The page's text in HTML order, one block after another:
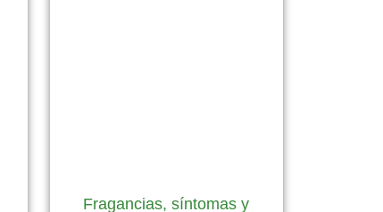
Fragancias, síntomas y